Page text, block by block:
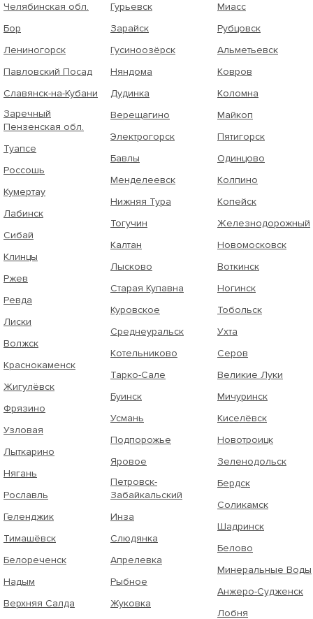
Челябинская обл.
Бор
Лениногорск
Павловский Посад
Славянск-на-Кубани
Заречный
Пензенская обл.
Туапсе
Россошь
Кумертау
Лабинск
Сибай
Клинцы
Ржев
Ревда
Лиски
Волжск
Краснокаменск
Жигулёвск
Фрязино
Узловая
Лыткарино
Нягань
Рославль
Геленджик
Тимашёвск
Белореченск
Надым
Верхняя Салда
Гурьевск
Зарайск
Гусиноозёрск
Няндома
Дудинка
Верещагино
Электрогорск
Бавлы
Менделеевск
Нижняя Тура
Тогучин
Калтан
Лысково
Старая Купавна
Куровское
Среднеуральск
Котельниково
Тарко-Сале
Буинск
Усмань
Подпорожье
Яровое
Петровск-
Забайкальский
Инза
Слюдянка
Апрелевка
Рыбное
Жуковка
Миасс
Рубцовск
Альметьевск
Ковров
Коломна
Майкоп
Пятигорск
Одинцово
Колпино
Копейск
Железнодорожный
Новомосковск
Воткинск
Ногинск
Тобольск
Ухта
Серов
Великие Луки
Мичуринск
Киселёвск
Новотроицк
Зеленодольск
Бердск
Соликамск
Шадринск
Белово
Минеральные Воды
Анжеро-Судженск
Лобня